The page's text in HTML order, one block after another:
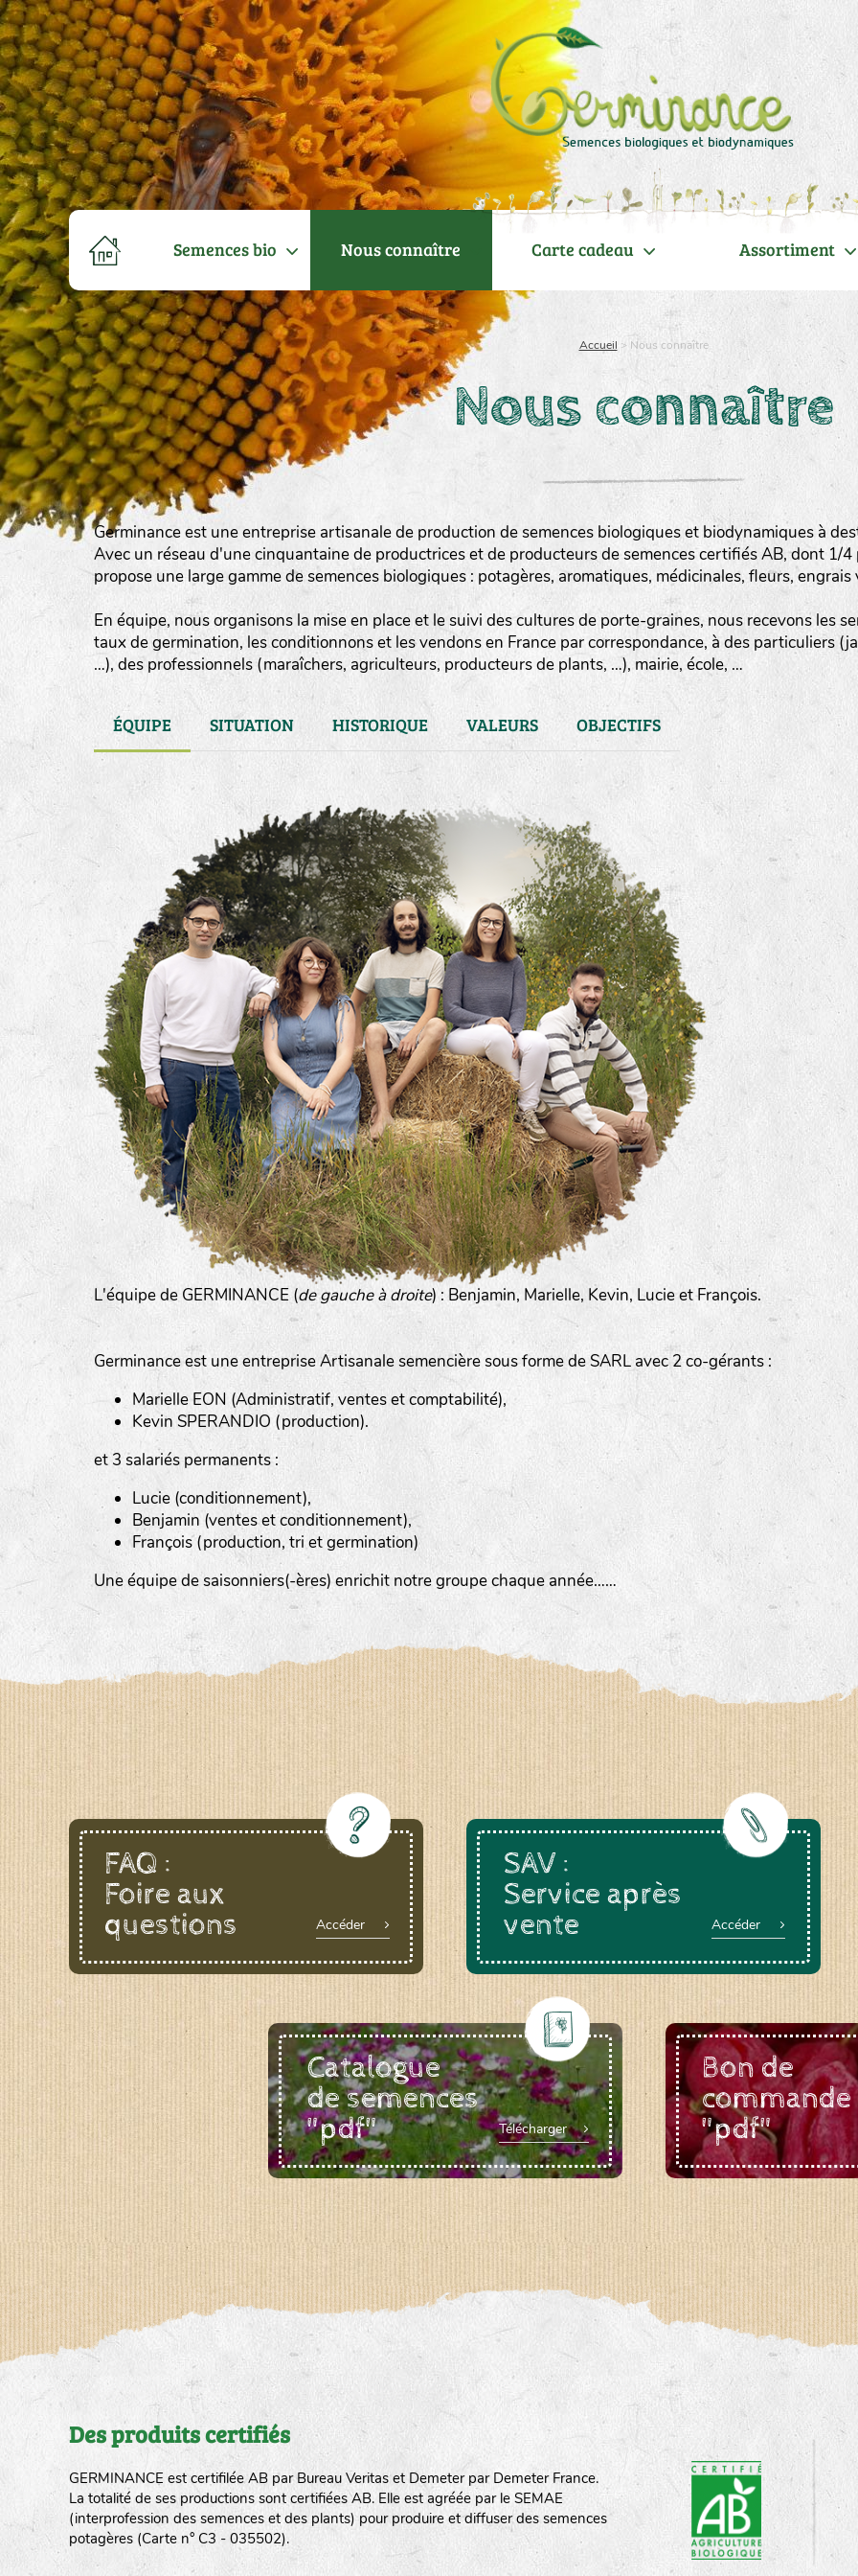
Semences bio Nous connaître Carte cadeau Assortiment
Accueil > Nous connaître
Nous connaître
Germinance est une entreprise artisanale de production de semences biologiques et biodynamiques à
Avec un réseau d'une cinquantaine de productrices et de producteurs de semences certifiés AB, dont 1/
propose une large gamme de semences biologiques : potagères, aromatiques, médicinales, fleurs,
En équipe, nous organisons la mise en place et le suivi des cultures de porte-graines, nous recevons les
taux de germination, les conditionnons et les vendons en France par correspondance, à des particuliers
…), des professionnels (maraîchers, agriculteurs, producteurs de plants, …), mairie, école, …
ÉQUIPE SITUATION HISTORIQUE VALEURS OBJECTIFS
L'équipe de GERMINANCE (de gauche à droite) : Benjamin, Marielle, Kevin, Lucie et François.
Germinance est une entreprise Artisanale semencière sous forme de SARL avec 2 co-gérants :
Marielle EON (Administratif, ventes et comptabilité),
Kevin SPERANDIO (production).
et 3 salariés permanents :
Lucie (conditionnement),
Benjamin (ventes et conditionnement),
François (production, tri et germination)
Une équipe de saisonniers(-ères) enrichit notre groupe chaque année……
Le YOGA ou le BAIN DE GONG, animée par Anne DEVOUGE
Un ATELIER PRATIQUE ET THEORIQUE autour du jardinage, biodynamie, la graine…
La RANDONNEE PEDESTRE pour profiter des chemins bucoliques des environs
Et d’autres activités diverses : cuisine, vannerie, inventaires sur notre domaine avec un expert
la LPO, géobiologie…
FAQ :
Foire aux
questions
Accéder
SAV :
Service après
vente
Accéder
Catalogue
de semences
"pdf"
Télécharger
Bon de
commande
"pdf"
Des produits certifiés
GERMINANCE est certifilée AB par Bureau Veritas et Demeter par Demeter France.
La totalité de ses productions sont certifiées AB. Elle est agréée par le SEMAE
(interprofession des semences et des plants) pour produire et diffuser des semences
potagères (Carte n° C3 - 035502).